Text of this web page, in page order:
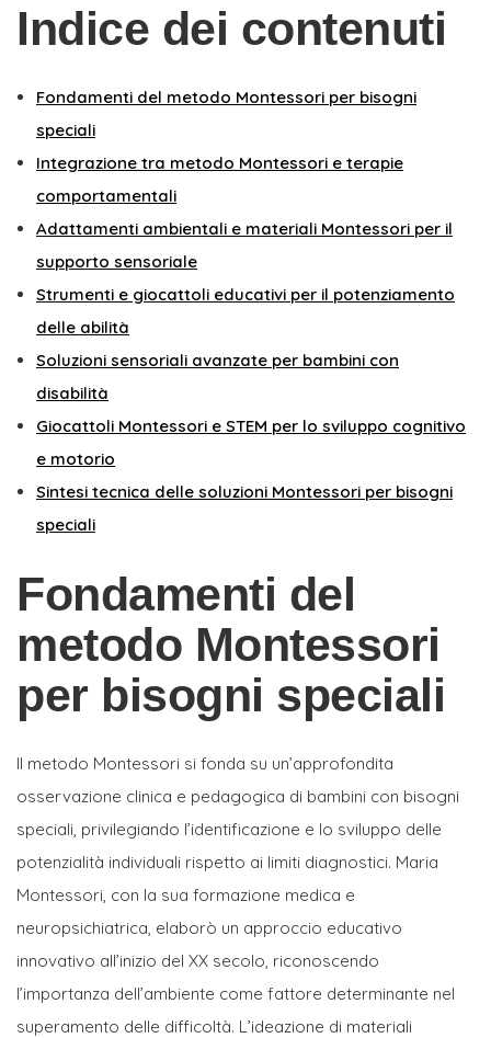
Indice dei contenuti
Fondamenti del metodo Montessori per bisogni
speciali
Integrazione tra metodo Montessori e terapie
comportamentali
Adattamenti ambientali e materiali Montessori per il
supporto sensoriale
Strumenti e giocattoli educativi per il potenziamento
delle abilità
Soluzioni sensoriali avanzate per bambini con
disabilità
Giocattoli Montessori e STEM per lo sviluppo cognitivo
e motorio
Sintesi tecnica delle soluzioni Montessori per bisogni
speciali
Fondamenti del
metodo Montessori
per bisogni speciali
Il metodo Montessori si fonda su un’approfondita
osservazione clinica e pedagogica di bambini con bisogni
speciali, privilegiando l’identificazione e lo sviluppo delle
potenzialità individuali rispetto ai limiti diagnostici. Maria
Montessori, con la sua formazione medica e
neuropsichiatrica, elaborò un approccio educativo
innovativo all’inizio del XX secolo, riconoscendo
l’importanza dell’ambiente come fattore determinante nel
superamento delle difficoltà. L’ideazione di materiali